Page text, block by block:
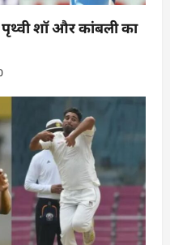
पृथ्वी शॉ और कांबली का